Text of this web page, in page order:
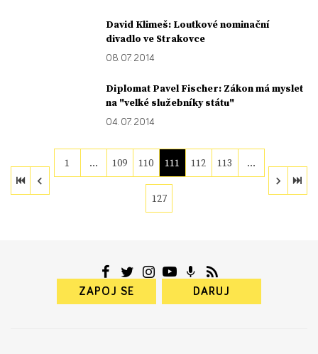
David Klimeš: Loutkové nominační
divadlo ve Strakovce
08. 07. 2014
Diplomat Pavel Fischer: Zákon má myslet
na "velké služebníky státu"
04. 07. 2014
1 … 109 110 111 112 113 …
127
ZAPOJ SE DARUJ